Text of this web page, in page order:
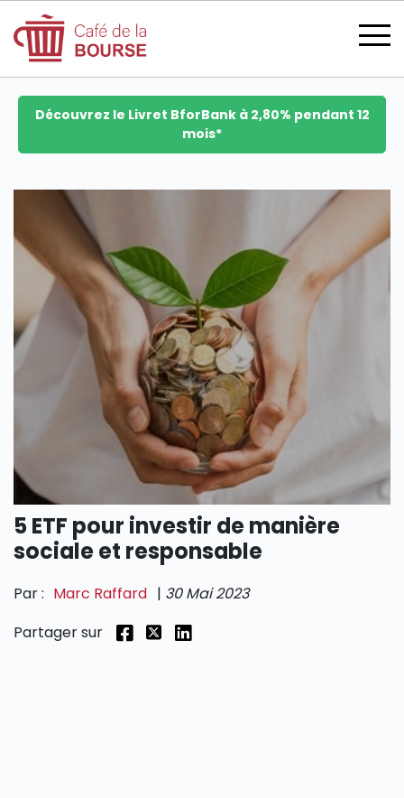
se connecter
devenir membre
CATÉGORIES
Découvrez le Livret BforBank à 2,80% pendant 12
mois*
5 ETF pour investir de manière
sociale et responsable
Par : Marc Raffard | 30 Mai 2023
Partager sur